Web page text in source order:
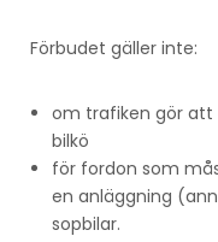
Förbudet gäller inte:
om trafiken gör att
bilkö
för fordon som
en anläggning
sopbilar.